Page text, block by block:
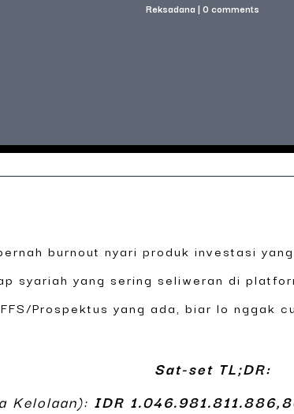
Reksadana | 0 comments
burnout nyari produk investasi
syariah yang sering seliweran di
Prospektus yang ada, biar lo nggak
Sat-set TL;DR:
Kelolaan): IDR